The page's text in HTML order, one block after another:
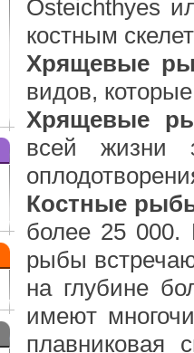
Osteichthyes
костным
Хрящевые
видов,
Хрящевые
всей жизни
Костные
более 25 000.
рыбы
на глубине
имеют